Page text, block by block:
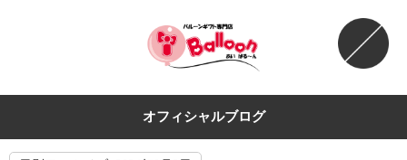
オフィシャルブログ